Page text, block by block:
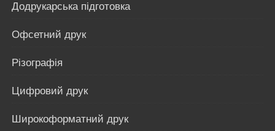
Додрукарська підготовка
Офсетний друк
Різографія
Цифровий друк
Широкоформатний друк